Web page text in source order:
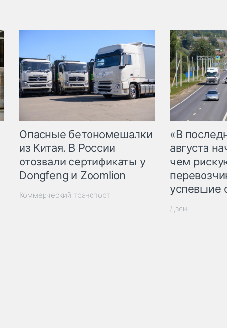
Опасные бетономешалки
из Китая. В России
отозвали сертификаты у
Dongfeng и Zoomlion
Коммерческий транспорт
«В
августа
чем
успевшие
Дзен